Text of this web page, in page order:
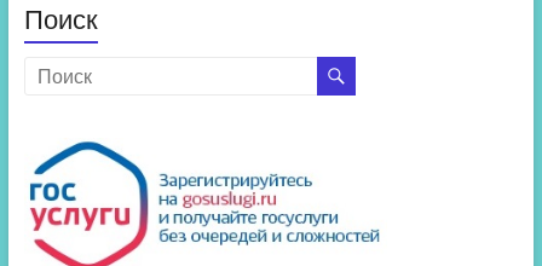
Поиск